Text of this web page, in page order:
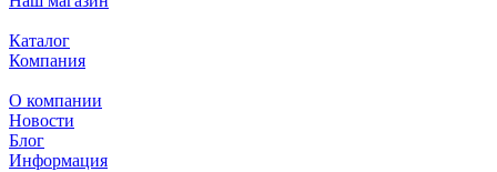
Каталог
Компания
О компании
Новости
Блог
Информация